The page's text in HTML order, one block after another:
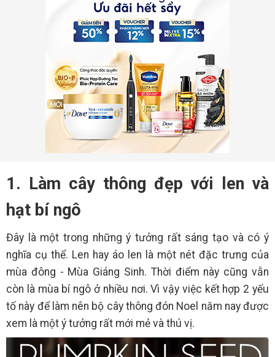
1. Làm cây thông đẹp với len và
hạt bí ngô
Đây là một trong những ý tưởng rất sáng tạo và có ý
nghĩa cụ thể. Len hay áo len là một nét đặc trưng của
mùa đông - Mùa Giáng Sinh. Thời điểm này cũng vẫn
còn là mùa bí ngô ở nhiều nơi. Vì vậy việc kết hợp 2 yếu
tố này để làm nên bộ cây thông đón Noel năm nay được
xem là một ý tưởng rất mới mẻ và thú vị.